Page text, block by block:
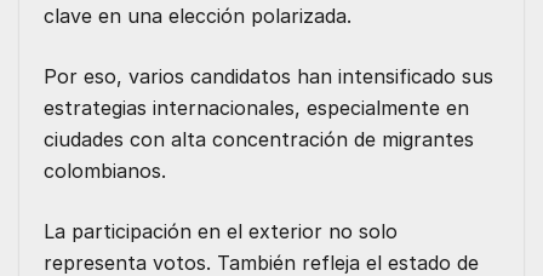
clave en una elección polarizada.
Por eso, varios candidatos han intensificado sus
estrategias internacionales, especialmente en
ciudades con alta concentración de migrantes
colombianos.
La participación en el exterior no solo
representa votos. También refleja el estado de